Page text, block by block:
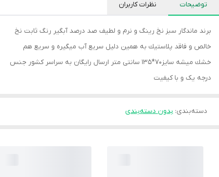
توضیحات نظرات کاربران
برند ماندگار سبز نخ رينگ و نرم و لطيف صد درصد آبگير رنگ ثابت نخ
خالص و فاقد پلاستيك به همين دليل سريع آب ميگيره و سريع هم
خشك ميشه سايز70*135 سانتی متر ارسال رایگان به سراسر کشور جنس
درجه یک و با کیفیت
دسته‌بندی: بدون دسته‌بندی